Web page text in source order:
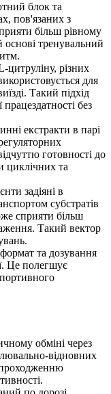
блок та
пов'язаних з
більш рівному
тренувальний
цитруліну, різних
для
Такий підхід
без
екстракти в парі
готовності до
циклічних та
задіяні в
субстратів
сприяти більш
Такий вектор
та дозування
Це полегшує
обміні через
відновних